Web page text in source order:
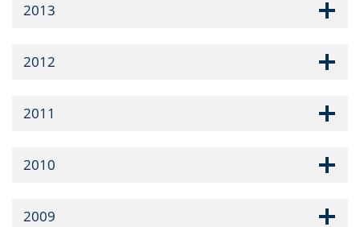
2013
2012
2011
2010
2009